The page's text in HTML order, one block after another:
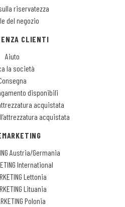
riservatezza
del negozio
CLIENTI
Aiuto
la società
disponibili
acquistata
acquistata
Austria/Germania
International
Lettonia
Lituania
Polonia